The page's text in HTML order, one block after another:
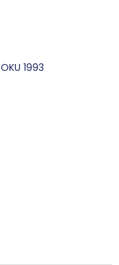
1993